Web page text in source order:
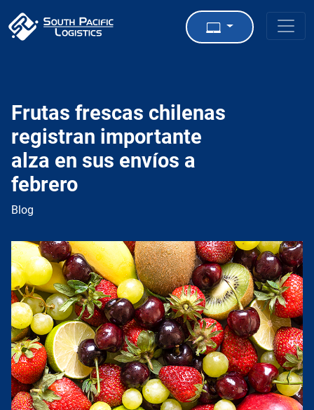
Frutas frescas chilenas
registran importante
alza en sus envíos a
febrero
Blog